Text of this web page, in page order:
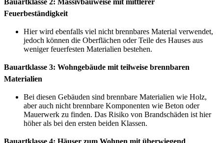
Feuerbeständigkeit
Hier wird ebenfalls viel nicht brennbares Material verwendet,
jedoch können die Oberflächen oder Teile des Hauses aus
weniger feuerfesten Materialien bestehen.
Bauartklasse 3: Wohngebäude mit teilweise brennbaren
Materialien
Bei diesen Gebäuden sind brennbare Materialien wie Holz,
aber auch nicht brennbare Komponenten wie Beton oder
Mauerwerk zu finden. Das Risiko von Brandschäden ist hier
höher als bei den ersten beiden Klassen.
Bauartklasse 4: Häuser zum Wohnen mit überwiegend